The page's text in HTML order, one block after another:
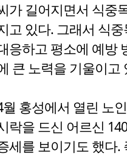
가 길어지면서 식중
고 있다. 그래서 식중
응하고 평소에 예방
큰 노력을 기울이고
홍성에서 열린 노
락을 드신 어르신
세를 보이기도 했다.